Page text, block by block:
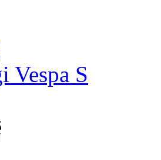
Vespa S